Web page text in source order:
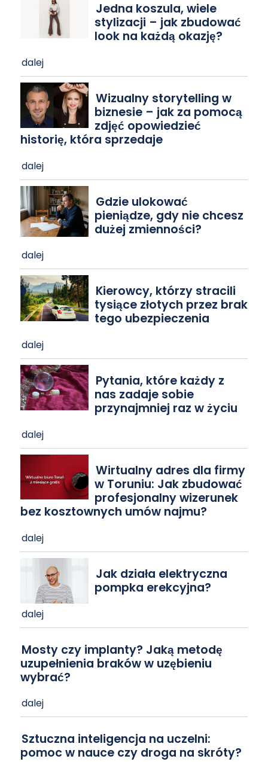
Jedna koszula, wiele
stylizacji – jak zbudować
look na każdą okazję?
dalej
Wizualny storytelling w
biznesie – jak za pomocą
zdjęć opowiedzieć
historię, która sprzedaje
dalej
Gdzie ulokować
pieniądze, gdy nie chcesz
dużej zmienności?
dalej
Kierowcy, którzy stracili
tysiące złotych przez brak
tego ubezpieczenia
dalej
Pytania, które każdy z
nas zadaje sobie
przynajmniej raz w życiu
dalej
Wirtualny adres dla firmy
w Toruniu: Jak zbudować
profesjonalny wizerunek
bez kosztownych umów najmu?
dalej
Jak działa elektryczna
pompka erekcyjna?
dalej
Mosty czy implanty? Jaką metodę
uzupełnienia braków w uzębieniu
wybrać?
dalej
Sztuczna inteligencja na uczelni:
pomoc w nauce czy droga na skróty?